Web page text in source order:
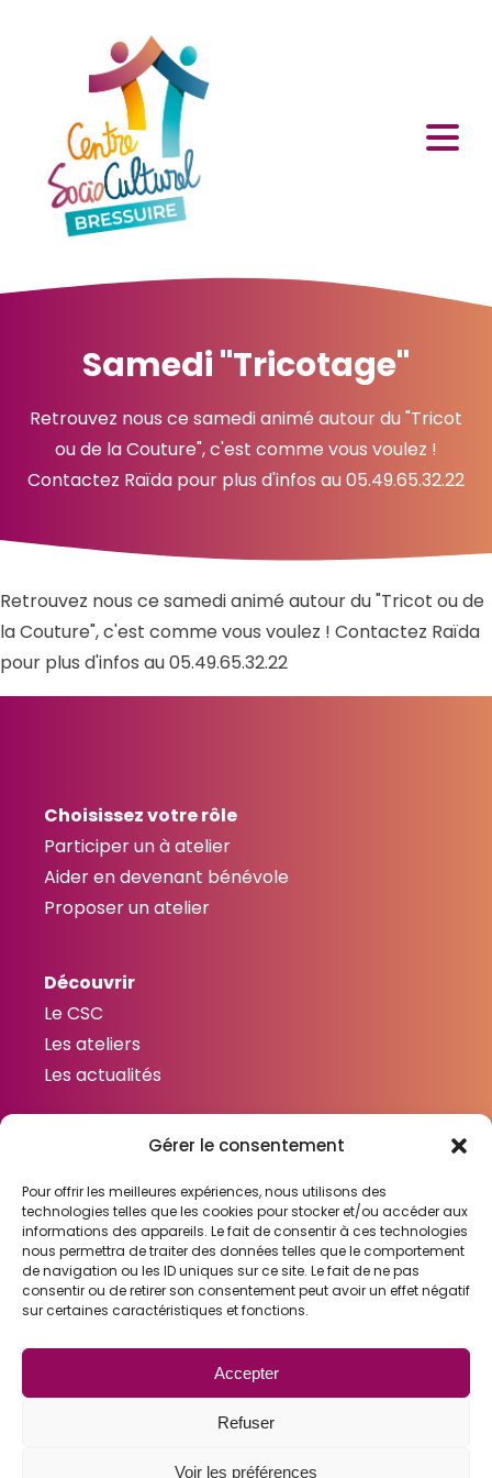
Gérer le consentement
Pour offrir les meilleures expériences, nous utilisons des
technologies telles que les cookies pour stocker et/ou accéder aux
informations des appareils. Le fait de consentir à ces technologies
nous permettra de traiter des données telles que le comportement
de navigation ou les ID uniques sur ce site. Le fait de ne pas
consentir ou de retirer son consentement peut avoir un effet négatif
sur certaines caractéristiques et fonctions.
Accepter
Refuser
Voir les préférences
Samedi "Tricotage"
Retrouvez nous ce samedi animé autour du "Tricot
ou de la Couture", c'est comme vous voulez !
Contactez Raïda pour plus d'infos au 05.49.65.32.22
Retrouvez nous ce samedi animé autour du "Tricot ou de
la Couture", c'est comme vous voulez ! Contactez Raïda
pour plus d'infos au 05.49.65.32.22
Choisissez votre rôle
Participer un à atelier
Aider en devenant bénévole
Proposer un atelier
Découvrir
Le CSC
Les ateliers
Les actualités
Contactez-nous
Contact
Liens utiles
Gestion des cookies
Politique de confidentialité